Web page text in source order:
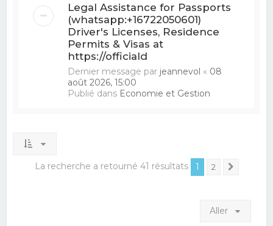
Legal Assistance for Passports
(whatsapp:+16722050601)
Driver's Licenses, Residence
Permits & Visas at
https://officiald
Dernier message par jeannevol « 08
août 2026, 15:00
Publié dans Economie et Gestion
La recherche a retourné 41 résultats 1 2
Aller